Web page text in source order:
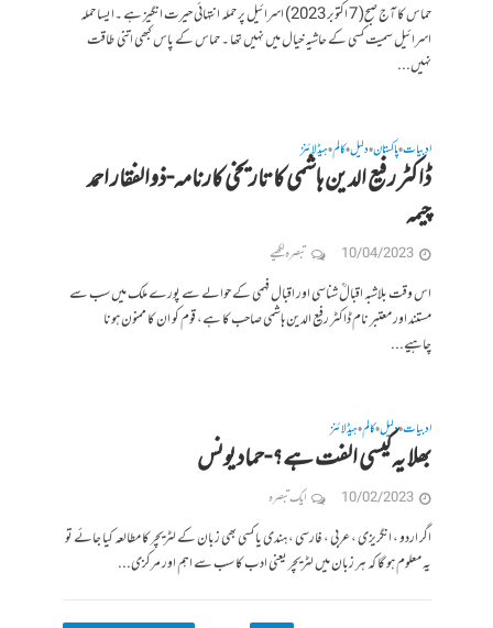
حماس کا آج صبح( 7 اکتوبر 2023) اسرائیل پر حملہ انتہائی حیرت انگیز ہے ۔ایسا حملہ
اسرائیل سمیت کسی کے حاشیہ خیال میں نہیں تھا ۔ حماس کے پاس کبھی اتنی طاقت
نہیں...
ادبیات•پاکستان•دلیل•کالم•ہیڈلائنز
ڈاکٹر رفیع الدین ہاشمی کا تاریخی کارنامہ-ذوالفقار احمد
چیمہ
10/04/2023 تبصرہ لکھیے
اس وقت بلاشبہ اقبالؒ شناسی اور اقبال فہمی کے حوالے سے پورے ملک میں سب سے
مستند اور معتبر نام ڈاکٹر رفیع الدین ہاشمی صاحب کا ہے، قوم کو ان کا ممنون ہونا
چاہیے...
ادبیات•دلیل•کالم•ہیڈلائنز
بھلا یہ کیسی الفت ہے؟-حماد یونس
10/02/2023 ایک تبصرہ
اگر اردو ، انگریزی ، عربی ، فارسی ، ہندی یا کسی بھی زبان کے لٹریچر کا مطالعہ کیا جائے تو
یہ معلوم ہو گا کہ ہر زبان میں لٹریچر یعنی ادب کا سب سے اہم اور مرکزی...